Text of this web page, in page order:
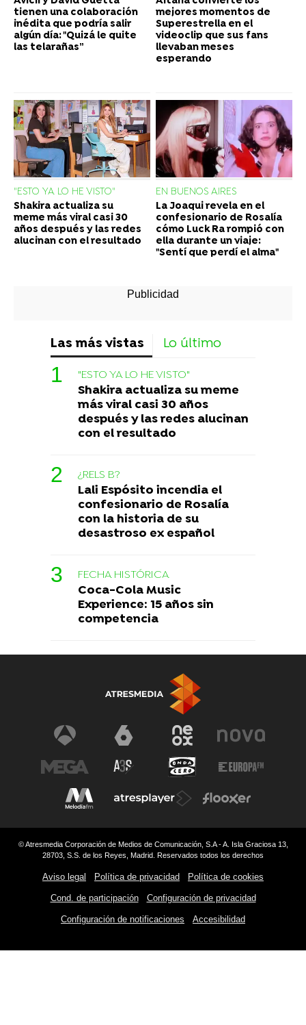
tienen una colaboración
inédita que podría salir
algún día: "Quizá le quite
las telarañas”
mejores momentos de
Superestrella en el
videoclip que sus fans
llevaban meses
esperando
"ESTO YA LO HE VISTO"
Shakira actualiza su
meme más viral casi 30
años después y las redes
alucinan con el resultado
EN BUENOS AIRES
La Joaqui revela en el
confesionario de Rosalía
cómo Luck Ra rompió con
ella durante un viaje:
"Sentí que perdí el alma"
Las más vistas Lo último
"ESTO YA LO HE VISTO"
Shakira actualiza su meme
más viral casi 30 años
después y las redes alucinan
con el resultado
¿RELS B?
Lali Espósito incendia el
confesionario de Rosalía
con la historia de su
desastroso ex español
FECHA HISTÓRICA
Coca-Cola Music
Experience: 15 años sin
competencia
© Atresmedia Corporación de Medios de Comunicación, S.A - A. Isla Graciosa 13,
28703, S.S. de los Reyes, Madrid. Reservados todos los derechos
Aviso legal Política de privacidad Política de cookies
Cond. de participación Configuración de privacidad
Configuración de notificaciones Accesibilidad